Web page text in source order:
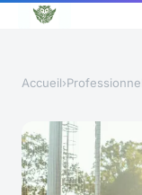
Accueil›